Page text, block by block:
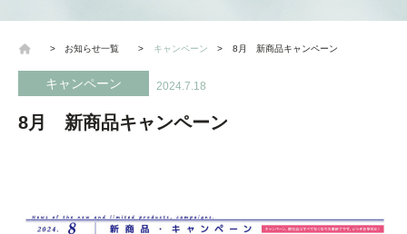
> お知らせ一覧 > キャンペーン > 8月 新商品キャンペーン
キャンペーン 2024.7.18
8月 新商品キャンペーン